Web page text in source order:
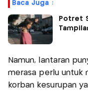
Baca Juga :
Potret
Namun, lantaran
merasa perlu untuk
korban kesurupan